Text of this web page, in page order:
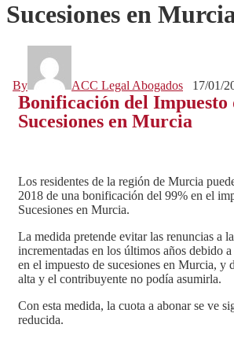
Sucesiones en
By ACC Legal Abogados 17/01/
Bonificación del Impuesto
Sucesiones en Murcia
Los residentes de la región de Murcia
2018 de una bonificación del 99% en el
Sucesiones en Murcia.
La medida pretende evitar las renuncias a
incrementadas en los últimos años debido
en el impuesto de sucesiones en Murcia, y
alta y el contribuyente no podía asumirla.
Con esta medida, la cuota a abonar se ve
reducida.